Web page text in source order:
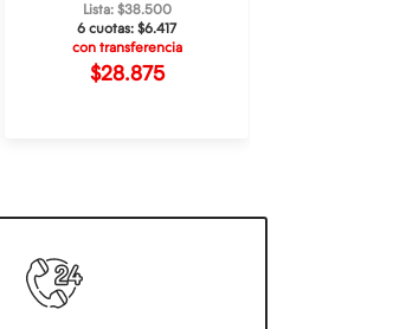
Lista: $38.500
6 cuotas: $6.417
con transferencia
$28.875